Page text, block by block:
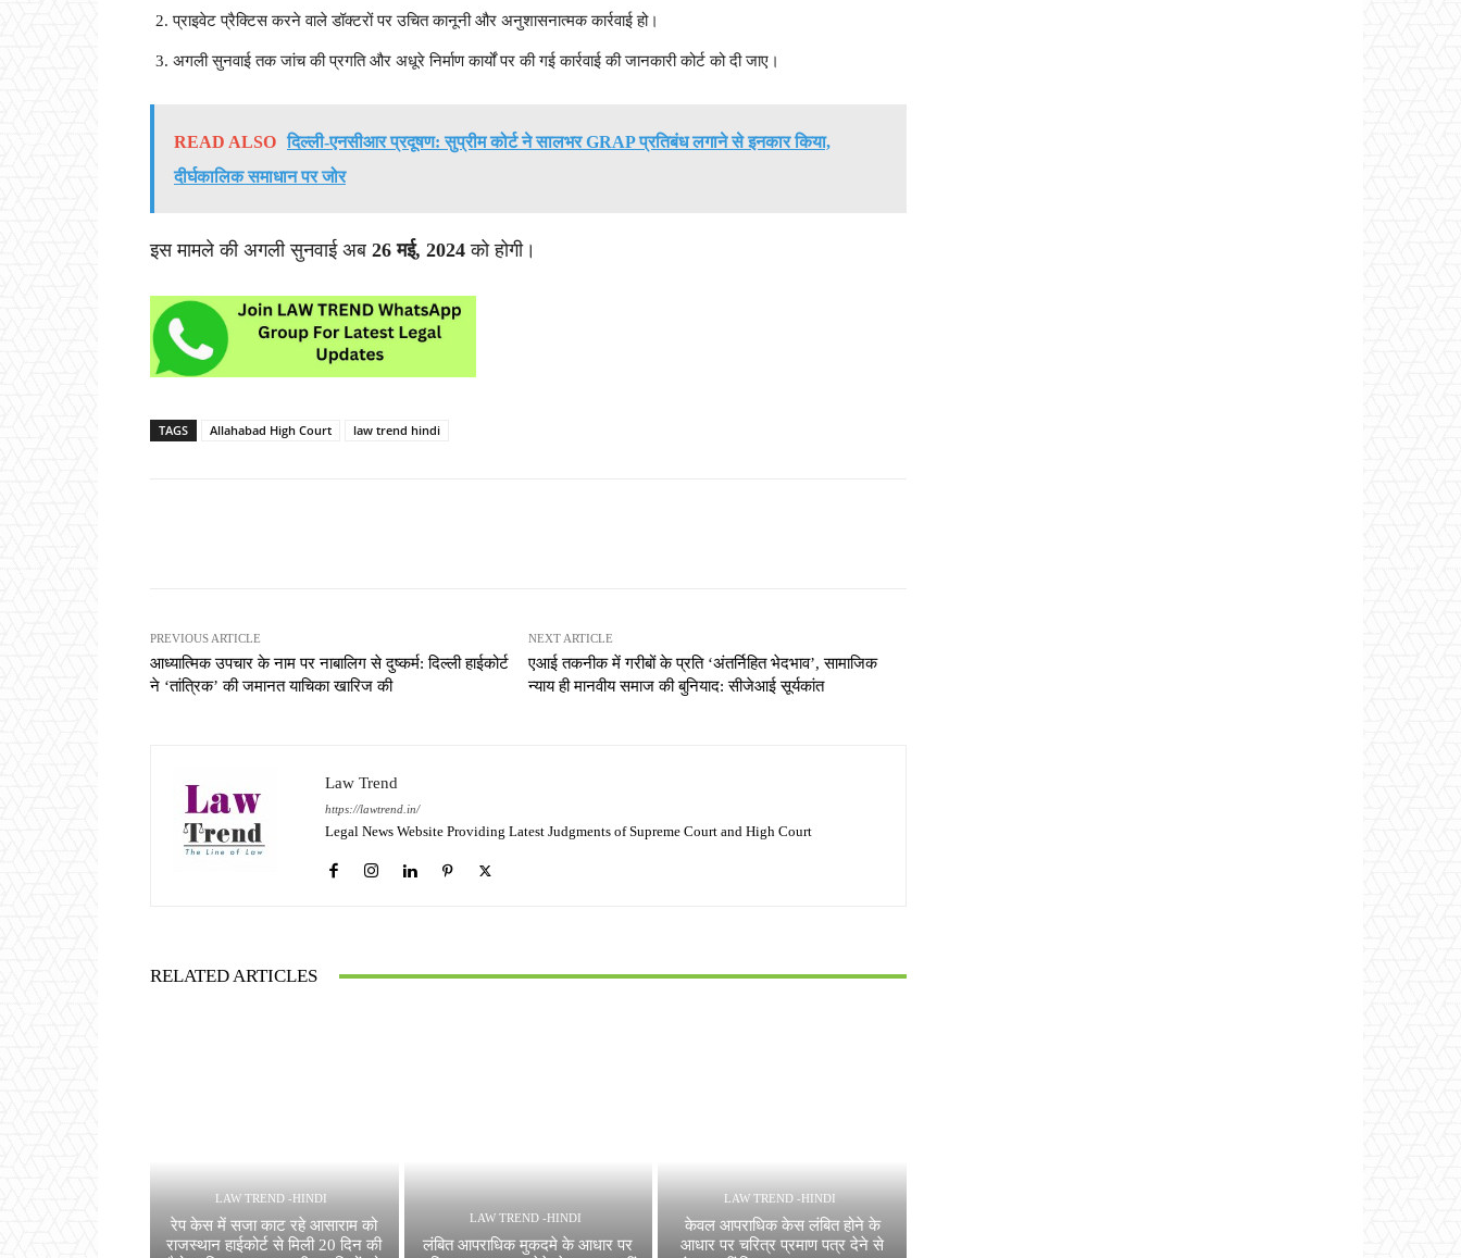
प्राइवेट प्रैक्टिस करने वाले डॉक्टरों पर उचित कानूनी और अनुशासनात्मक कार्रवाई हो।
अगली सुनवाई तक जांच की प्रगति और अधूरे निर्माण कार्यों पर की गई कार्रवाई की जानकारी कोर्ट को दी जाए।
READ ALSO दिल्ली-एनसीआर प्रदूषण: सुप्रीम कोर्ट ने सालभर GRAP प्रतिबंध लगाने से इनकार किया,
दीर्घकालिक समाधान पर जोर
इस मामले की अगली सुनवाई अब 26 मई, 2024 को होगी।
TAGS Allahabad High Court law trend hindi
PREVIOUS ARTICLE
आध्यात्मिक उपचार के नाम पर नाबालिग से दुष्कर्म: दिल्ली हाईकोर्ट
ने ‘तांत्रिक’ की जमानत याचिका खारिज की
NEXT ARTICLE
एआई तकनीक में गरीबों के प्रति ‘अंतर्निहित भेदभाव’, सामाजिक
न्याय ही मानवीय समाज की बुनियाद: सीजेआई सूर्यकांत
Law Trend
https://lawtrend.in/
Legal News Website Providing Latest Judgments of Supreme Court and High Court
RELATED ARTICLES
LAW TREND -HINDI
रेप केस में सजा काट रहे आसाराम को
राजस्थान हाईकोर्ट से मिली 20 दिन की
LAW TREND -HINDI
लंबित आपराधिक मुकदमे के आधार पर
LAW TREND -HINDI
केवल आपराधिक केस लंबित होने के
आधार पर चरित्र प्रमाण पत्र देने से